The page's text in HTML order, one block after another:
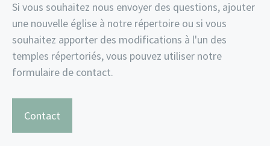
Si vous souhaitez nous envoyer des questions, ajouter
une nouvelle église à notre répertoire ou si vous
souhaitez apporter des modifications à l'un des
temples répertoriés, vous pouvez utiliser notre
formulaire de contact.
Contact